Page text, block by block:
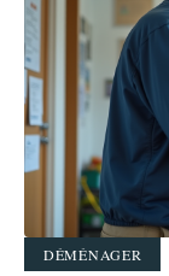
DÉMÉNAGER